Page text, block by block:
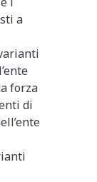
a
forza
di